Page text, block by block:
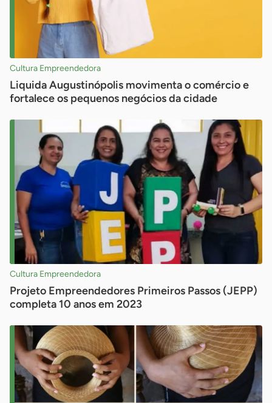
Cultura Empreendedora
Liquida Augustinópolis movimenta o comércio e
fortalece os pequenos negócios da cidade
Cultura Empreendedora
Projeto Empreendedores Primeiros Passos (JEPP)
completa 10 anos em 2023